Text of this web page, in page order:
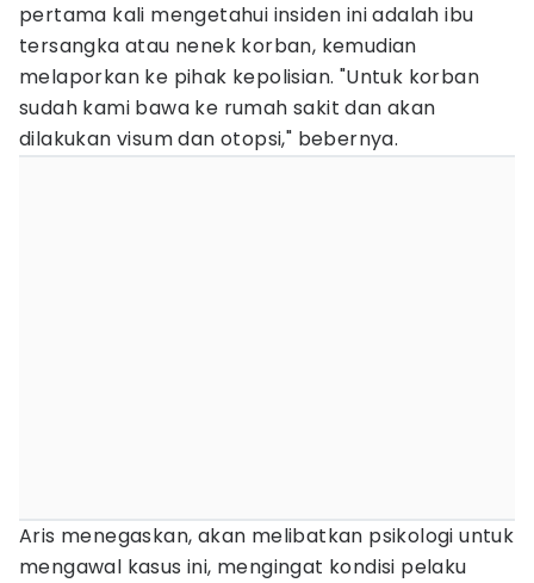
pertama kali mengetahui insiden ini adalah ibu
tersangka atau nenek korban, kemudian
melaporkan ke pihak kepolisian. "Untuk korban
sudah kami bawa ke rumah sakit dan akan
dilakukan visum dan otopsi," bebernya.
Aris menegaskan, akan melibatkan psikologi untuk
mengawal kasus ini, mengingat kondisi pelaku